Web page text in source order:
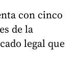
con cinco
de la
legal que